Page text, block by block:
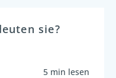
sie?
5 min lesen